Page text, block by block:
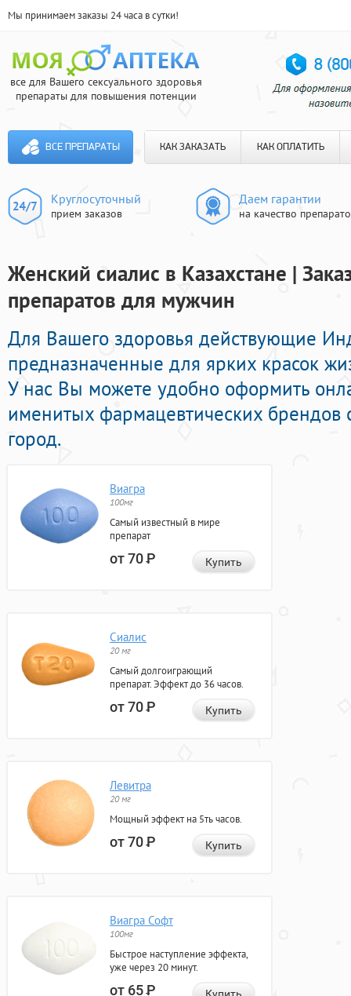
Мы принимаем заказы 24 часа в сутки!
все для Вашего сексуального здоровья
препараты для повышения потенции
ВСЕ ПРЕПАРАТЫ КАК ЗАКАЗАТЬ КАК ОПЛАТИТЬ
Круглосуточный
прием заказов
Даем гарантии
на качество
Женский сиалис в Казахстане |
препаратов для мужчин
Для Вашего здоровья действующие
предназначенные для ярких красок
У нас Вы можете удобно оформить
именитых фармацевтических брендов
город.
Виагра
100мг
Самый известный в мире
препарат
от 70Р Купить
Сиалис
20 мг
Самый долгоиграющий
препарат. Эффект до 36 часов.
от 70Р Купить
Левитра
20 мг
Мощный эффект на 5ть часов.
от 70Р Купить
Виагра Софт
100мг
Быстрое наступление эффекта,
уже через 20 минут.
от 65Р